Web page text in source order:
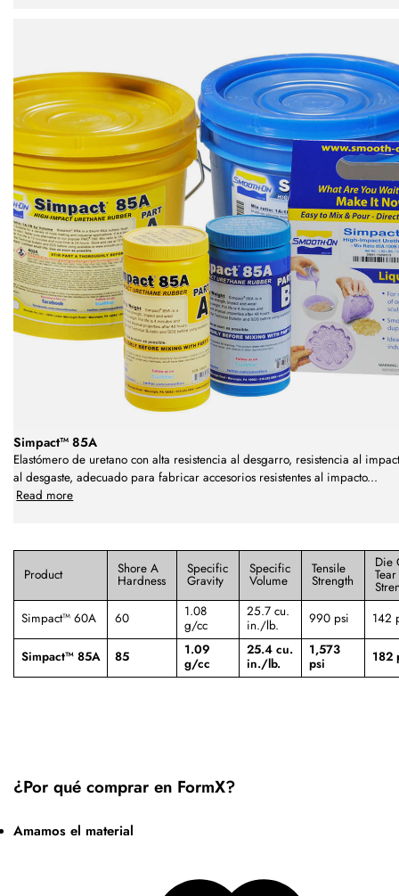
Simpact™ 85A
Elastómero de uretano con alta resistencia al desgarro, resistencia al
al desgaste, adecuado para fabricar accesorios resistentes al impacto...
Read more
Product Shore A
Hardness
Specific
Gravity
Specific
Volume
Tensile
Strength
Die
Tear
Simpact™ 60A
60
1.08
g/cc
25.7 cu.
in./lb.
990 psi 142
Simpact™ 85A 85
1.09
g/cc
25.4 cu.
in./lb.
1,573
psi
182
¿Por qué comprar en FormX?
Amamos el material